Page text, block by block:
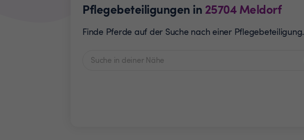
Pflegebeteiligungen in 25704 Meldorf
Finde Pferde auf der Suche nach einer Pflegebeteiligung.